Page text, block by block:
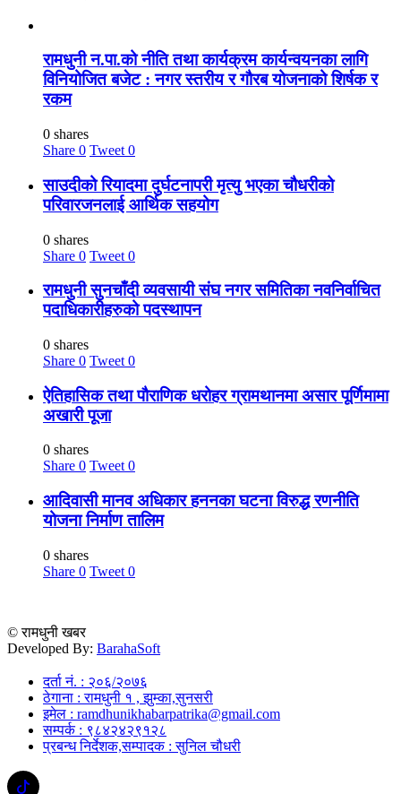
रामधुनी न.पा.को नीति तथा कार्यक्रम कार्यन्वयनका लागि
विनियोजित बजेट : नगर स्तरीय र गौरब योजनाको शिर्षक र
रकम
0 shares
Share 0 Tweet 0
साउदीको रियादमा दुर्घटनापरी मृत्यु भएका चौधरीको
परिवारजनलाई आर्थिक सहयोग
0 shares
Share 0 Tweet 0
रामधुनी सुनचाँदी व्यवसायी संघ नगर समितिका नवनिर्वाचित
पदाधिकारीहरुको पदस्थापन
0 shares
Share 0 Tweet 0
ऐतिहासिक तथा पौराणिक धरोहर ग्रामथानमा असार पूर्णिमामा
अखारी पूजा
0 shares
Share 0 Tweet 0
आदिवासी मानव अधिकार हननका घटना विरुद्ध रणनीति
योजना निर्माण तालिम
0 shares
Share 0 Tweet 0
© रामधुनी खबर
Developed By: BarahaSoft
दर्ता नं. : २०६/२०७६
ठेगाना : रामधुनी १ , झुम्का,सुनसरी
इमेल : ramdhunikhabarpatrika@gmail.com
सम्पर्क : ९८४२४२९१२८
प्रबन्ध निर्देशक,सम्पादक : सुनिल चौधरी